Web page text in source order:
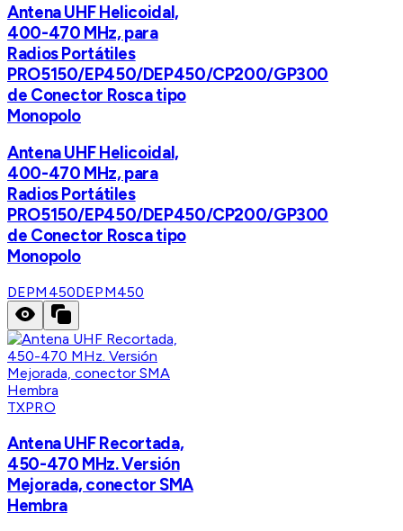
Antena UHF Helicoidal,
400-470 MHz, para
Radios Portátiles
PRO5150/EP450/DEP450/CP200/GP300
de Conector Rosca tipo
Monopolo
Antena UHF Helicoidal,
400-470 MHz, para
Radios Portátiles
PRO5150/EP450/DEP450/CP200/GP300
de Conector Rosca tipo
Monopolo
DEPM450DEPM450
TXPRO
Antena UHF Recortada,
450-470 MHz. Versión
Mejorada, conector SMA
Hembra